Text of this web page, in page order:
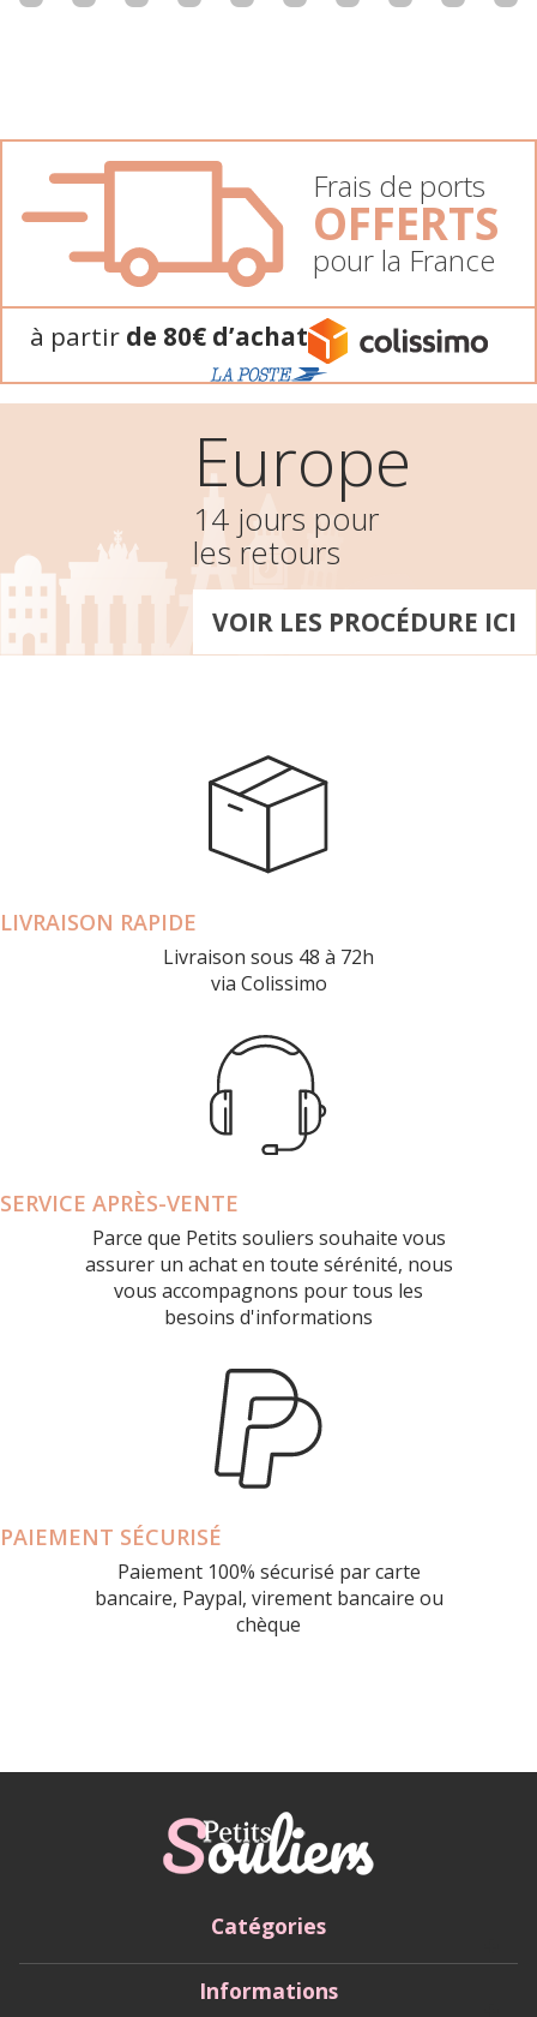
Frais de ports
OFFERTS
pour la France
à partir de 80€ d’achat
Europe
14 jours pour
les retours
VOIR LES PROCÉDURE ICI
LIVRAISON RAPIDE
Livraison sous 48 à 72h
via Colissimo
SERVICE APRÈS-VENTE
Parce que Petits souliers souhaite vous
assurer un achat en toute sérénité, nous
vous accompagnons pour tous les
besoins d'informations
PAIEMENT SÉCURISÉ
Paiement 100% sécurisé par carte
bancaire, Paypal, virement bancaire ou
chèque
Catégories
Informations